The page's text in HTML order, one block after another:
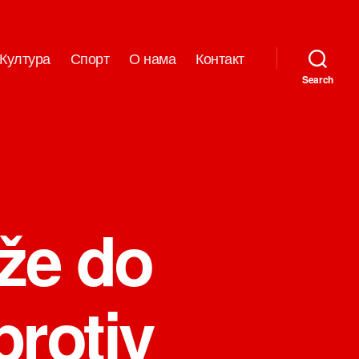
Култура Спорт О нама Контакт
Search
do